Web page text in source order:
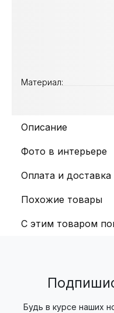
С этим товаром
Материал:
Описание
Фото в интерьере
Оплата и доставка
Похожие товары
Будь в курсе наших